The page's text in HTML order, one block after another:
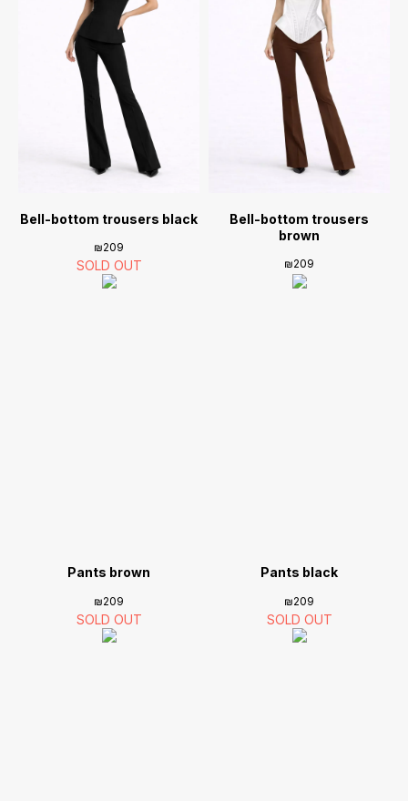
Bell-bottom trousers black
₪209
Bell-bottom trousers
brown
₪209
Pants brown
₪209
Pants black
₪209